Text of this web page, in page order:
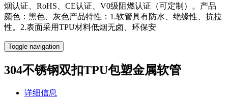
烟认证、RoHS、CE认证、V0级阻燃认证（可定制）。产品
颜色：黑色、灰色产品特性：1.软管具有防水、绝缘性、抗拉
性。2.表面采用TPU材料低烟无卤、环保安
Toggle navigation
304不锈钢双扣TPU包塑金属软管
详细信息